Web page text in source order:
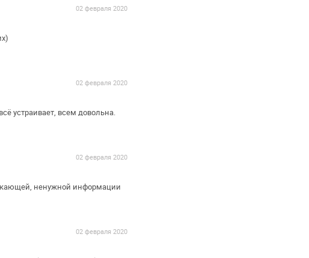
02 февраля 2020
02 февраля 2020
устраивает, всем довольна.
02 февраля 2020
ненужной информации
02 февраля 2020